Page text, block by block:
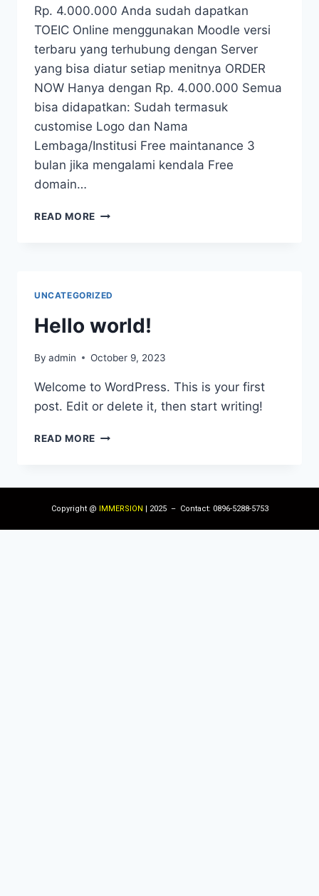
Rp. 4.000.000 Anda sudah dapatkan
TOEIC Online menggunakan Moodle versi
terbaru yang terhubung dengan Server
yang bisa diatur setiap menitnya ORDER
NOW Hanya dengan Rp. 4.000.000 Semua
bisa didapatkan: Sudah termasuk
customise Logo dan Nama
Lembaga/Institusi Free maintanance 3
bulan jika mengalami kendala Free
domain…
READ MORE
UNCATEGORIZED
Hello world!
By admin October 9, 2023
Welcome to WordPress. This is your first
post. Edit or delete it, then start writing!
READ MORE
Copyright @ IMMERSION | 2025 – Contact: 0896-5288-5753